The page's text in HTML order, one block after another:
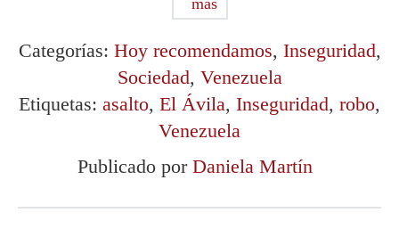
Categorías: Hoy recomendamos, Inseguridad,
Sociedad, Venezuela
Etiquetas: asalto, El Ávila, Inseguridad, robo,
Venezuela
Publicado por Daniela Martín